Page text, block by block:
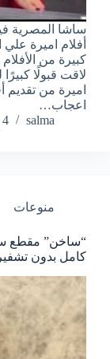
ساشا المصرية
أفلام اميرة
كبيرة من
لاقت قبولًا
اميرة من تقديم
اعجاب…
salma
4 يوليو، 2025
منوعات
كامل بدون تشفير